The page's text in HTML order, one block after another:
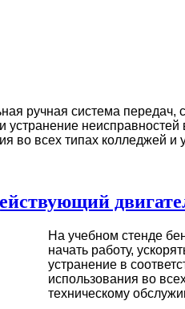
ручная система передач,
устранение
во всех типах колледжей
На учебном стенде
начать работу,
устранение в
использования во
техническому